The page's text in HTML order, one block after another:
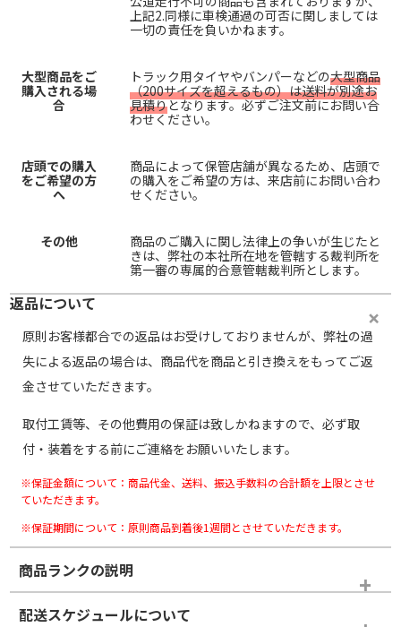
上記2.同様に車検通過の可否に関しましては
一切の責任を負いかねます。
大型商品をご
購入される場
合
トラック用タイヤやバンパーなどの大型商品
（200サイズを超えるもの）は送料が別途お
見積りとなります。必ずご注文前にお問い合
わせください。
店頭での購入
をご希望の方
へ
商品によって保管店舗が異なるため、店頭で
の購入をご希望の方は、来店前にお問い合わ
せください。
その他
商品のご購入に関し法律上の争いが生じたと
きは、弊社の本社所在地を管轄する裁判所を
第一審の専属的合意管轄裁判所とします。
返品について
原則お客様都合での返品はお受けしておりませんが、弊社の過
失による返品の場合は、商品代を商品と引き換えをもってご返
金させていただきます。
取付工賃等、その他費用の保証は致しかねますので、必ず取
付・装着をする前にご連絡をお願いいたします。
※保証金額について：商品代金、送料、振込手数料の合計額を上限とさせ
ていただきます。
※保証期間について：原則商品到着後1週間とさせていただきます。
商品ランクの説明
※商品ランクは出品者の主観により判断しておりますので、あら
かじめご了承ください。
配送スケジュールについて